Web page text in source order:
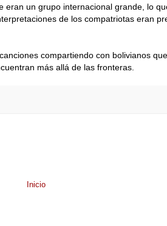
un grupo internacional grande, lo
de los compatriotas eran
compartiendo con bolivianos
más allá de las fronteras.
Inicio